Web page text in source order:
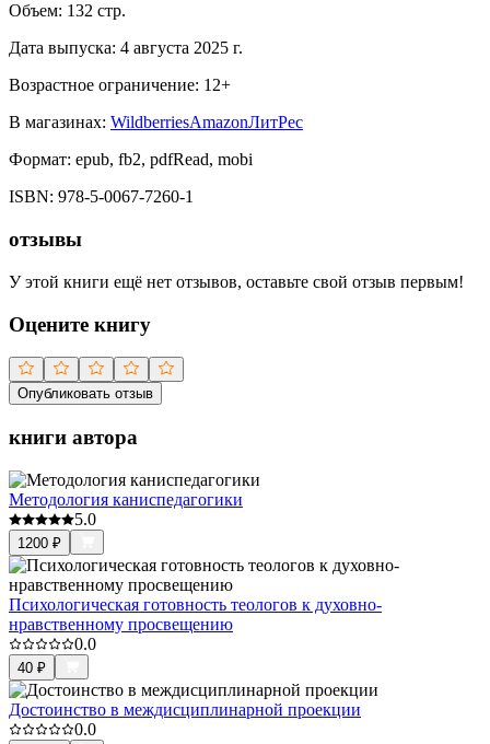
Объем: 132 стр.
Дата выпуска: 4 августа 2025 г.
Возрастное ограничение: 12+
В магазинах: WildberriesAmazonЛитРес
Формат: epub, fb2, pdfRead, mobi
ISBN: 978-5-0067-7260-1
отзывы
У этой книги ещё нет отзывов, оставьте свой отзыв первым!
Оцените книгу
Опубликовать отзыв
книги автора
Методология каниспедагогики
5.0
1200 ₽
Психологическая готовность теологов к духовно-
нравственному просвещению
0.0
40 ₽
Достоинство в междисциплинарной проекции
0.0